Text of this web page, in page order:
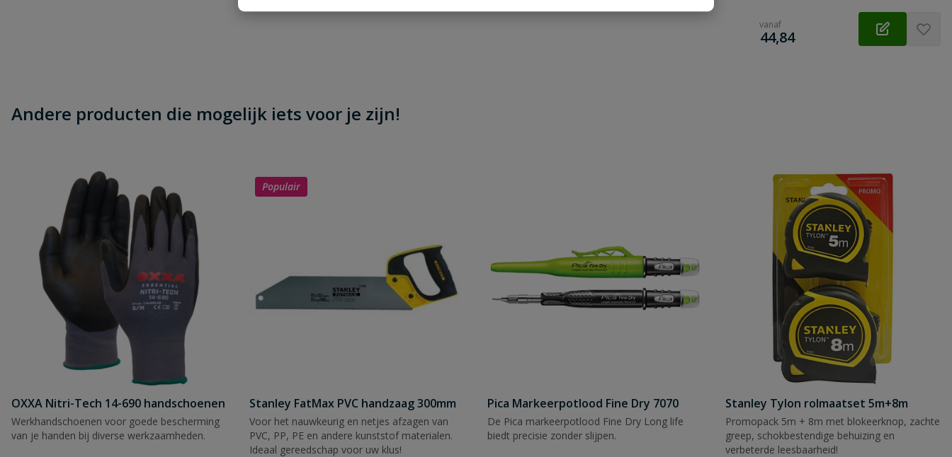
vanaf
€
44,84
Andere producten die mogelijk iets voor je zijn!
OXXA Nitri-Tech 14-690 handschoenen
Werkhandschoenen voor goede bescherming
van je handen bij diverse werkzaamheden.
Populair
Stanley FatMax PVC handzaag 300mm
Voor het nauwkeurig en netjes afzagen van
PVC, PP, PE en andere kunststof materialen.
Ideaal gereedschap voor uw klus!
Pica Markeerpotlood Fine Dry 7070
De Pica markeerpotlood Fine Dry Long life
biedt precisie zonder slijpen.
Stanley Tylon rolmaatset 5m+8m
Promopack 5m + 8m met blokeerknop, zachte
greep, schokbestendige behuizing en
verbeterde leesbaarheid!